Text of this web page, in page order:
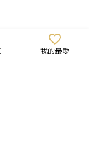
我的最愛